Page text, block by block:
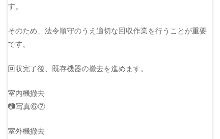
す。
そのため、法令順守のうえ適切な回収作業を行うことが重要
です。
回収完了後、既存機器の撤去を進めます。
室内機撤去
📷写真⑥⑦
室外機撤去